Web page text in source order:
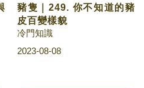
豬隻｜249. 你不知道的豬
皮百變樣貌
冷門知識
2023-08-08